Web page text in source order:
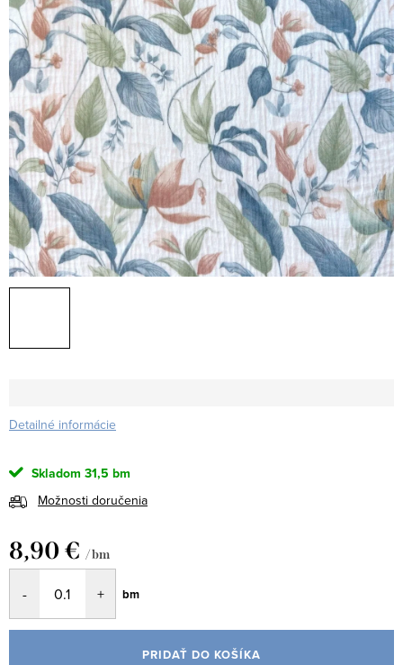
Detailné informácie
Skladom 31,5 bm
Možnosti doručenia
8,90 € / bm
cena:
bm
PRIDAŤ DO KOŠÍKA